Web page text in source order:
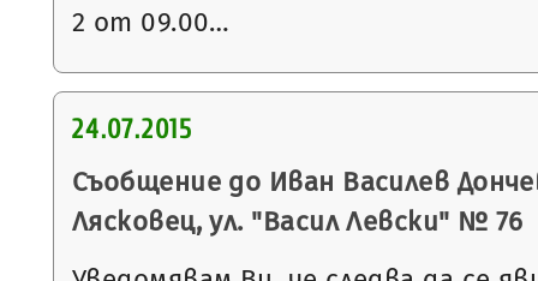
2 от 09.00…
24.07.2015
Съобщение до Иван Василев
Лясковец, ул. "Васил Левски" № 76